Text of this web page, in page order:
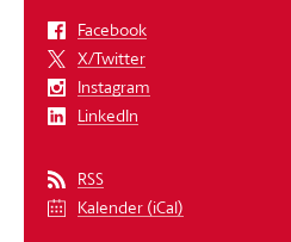
Facebook
X/Twitter
Instagram
LinkedIn
RSS
Kalender (iCal)